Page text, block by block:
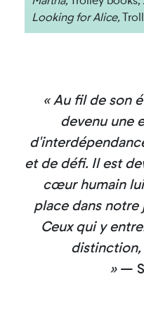
Looking for Alice,
« Au fil de son
devenu une
et de défi. Il est
cœur humain
place dans notre
Ceux qui y
distinction,
»—